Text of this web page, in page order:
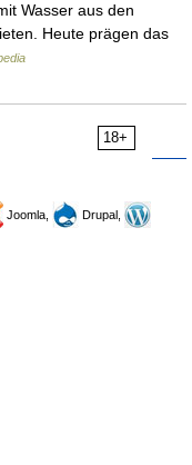
Wasser aus den
Heute prägen das
18+
Joomla,
Drupal,